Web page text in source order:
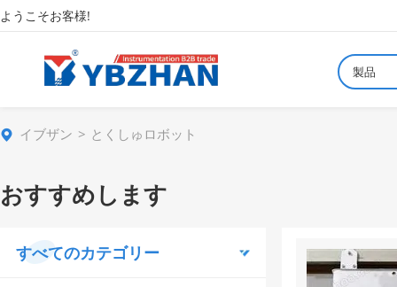
ようこそお客様!
製品
イブザン とくしゅロボット
おすすめします
すべてのカテゴリー